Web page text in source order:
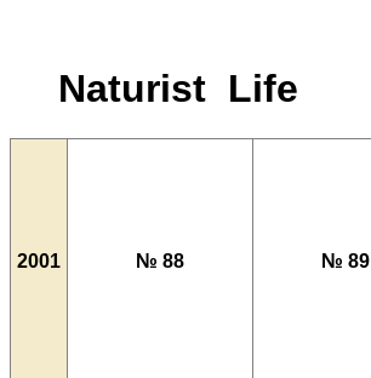
Naturist Life
2001 № 88 № 89